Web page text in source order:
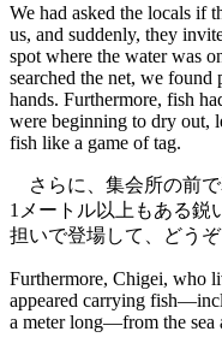
We had asked the locals if
us, and suddenly, they
spot where the water was
searched the net, we
hands. Furthermore, fish
were beginning to dry out,
fish like a game of tag.
さらに、集会所の前
1メートル以上もある鋭
担いで登場して、どう
Furthermore, Chigei, who
appeared carrying
a meter long—from the sea